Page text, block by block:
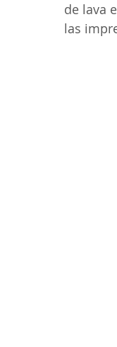
de lava
las